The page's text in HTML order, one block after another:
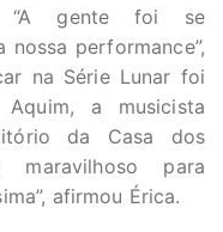
“A gente foi se
performance”,
na Série Lunar foi
Aquim, a musicista
da Casa dos
maravilhoso para
afirmou Érica.